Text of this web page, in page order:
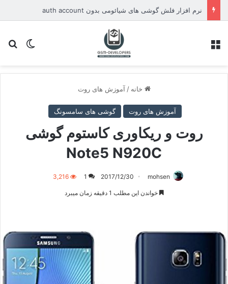
نرم افزار فلش گوشی های شیائومی بدون auth account
تغییر
خانه / آموزش های روت
آموزش های روت گوشی های سامسونگ
روت و ریکاوری کاستوم گوشی
Note5 N920C
mohsen
2017/12/30
1
3,216
خواندن این مطلب 1 دقیقه زمان میبرد